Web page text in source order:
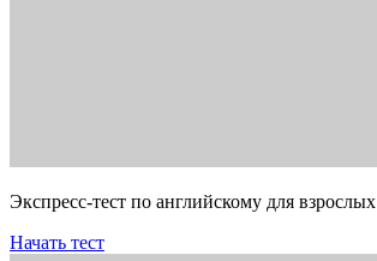
Экспресс-тест по английскому для
Начать тест